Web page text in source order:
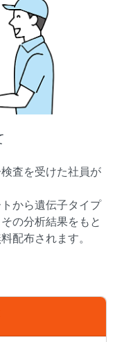
査を受けた社員が
から遺伝子タイプ
の分析結果をもと
配布されます。